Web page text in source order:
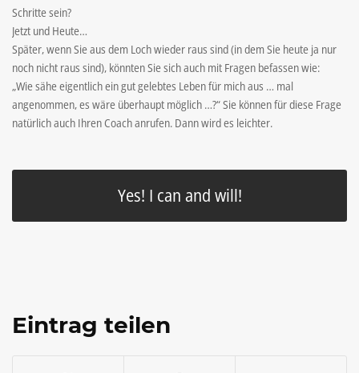
Schritte sein?
Jetzt und Heute…
Später, wenn Sie aus dem Loch wieder raus sind (in dem Sie heute ja nur
noch nicht raus sind), könnten Sie sich auch mit Fragen befassen wie:
„Wie sähe eigentlich ein gut gelebtes Leben für mich aus … mal
angenommen, es wäre überhaupt möglich …?“ Sie können für diese Frage
natürlich auch Ihren Coach anrufen. Dann wird es leichter.
Yes! I can and will!
Eintrag teilen